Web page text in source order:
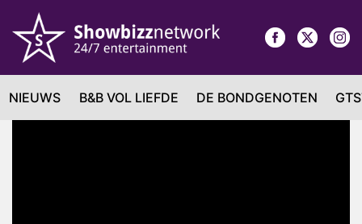
NIEUWS B&B VOL LIEFDE DE BONDGENOTEN